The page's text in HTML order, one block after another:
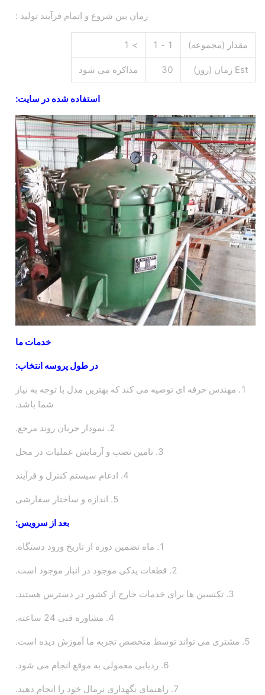
زمان بین شروع و اتمام فرآیند تولید :
مقدار (مجموعه) 1 - 1
> 1
Est زمان (روز) 30 مذاکره می شود
استفاده شده در سایت:
خدمات ما
در طول پروسه انتخاب:
1. مهندس حرفه ای توصیه می کند که بهترین مدل با توجه به نیاز
شما باشد.
2. نمودار جریان روند مرجع.
3. تامین نصب و آزمایش عملیات در محل
4. ادغام سیستم کنترل و فرآیند
5. اندازه و ساختار سفارشی
بعد از سرویس:
1. ماه تضمین دوره از تاریخ ورود دستگاه.
2. قطعات یدکی موجود در انبار موجود است.
3. تکنسین ها برای خدمات خارج از کشور در دسترس هستند.
4. مشاوره فنی 24 ساعته.
5. مشتری می تواند توسط متخصص تجربه ما آموزش دیده است.
6. ردیابی معمولی به موقع انجام می شود.
7. راهنمای نگهداری نرمال خود را انجام دهید.